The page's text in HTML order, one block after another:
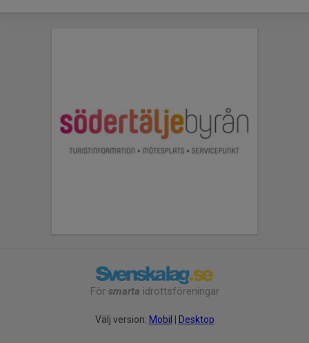
För smarta idrottsföreningar
Välj version: Mobil Desktop